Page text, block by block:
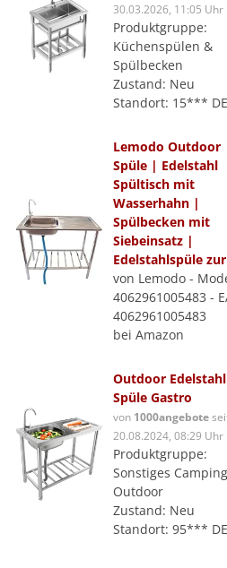
30.03.2026, 11:05 Uhr
Produktgruppe:
Küchenspülen &
Spülbecken
Zustand: Neu
Standort: 15*** DE
Lemodo Outdoor
Spüle | Edelstahl
Spültisch mit
Wasserhahn |
Spülbecken mit
Siebeinsatz |
Edelstahlspüle zur
von Lemodo -
4062961005483 -
4062961005483
bei Amazon
Outdoor Edelstahl
Spüle Gastro
von 1000angebote
20.08.2024, 08:29 Uhr
Produktgruppe:
Sonstiges
Outdoor
Zustand: Neu
Standort: 95*** DE